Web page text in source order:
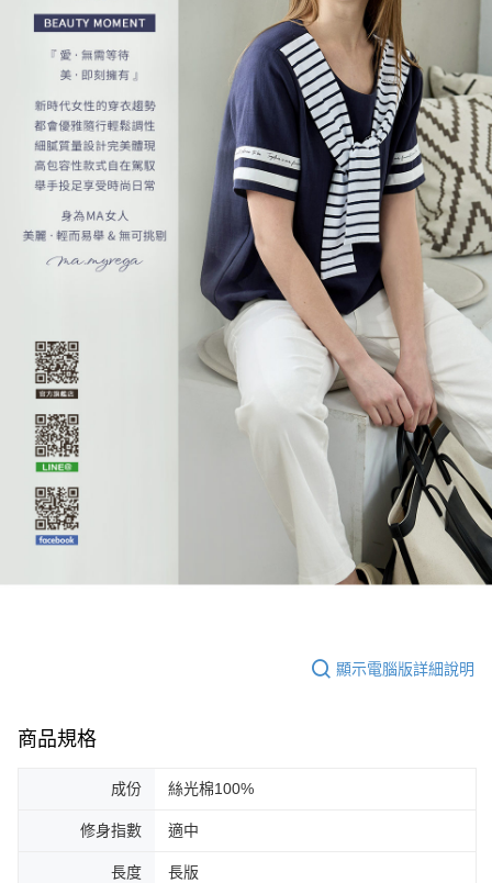
顯示電腦版詳細說明
商品規格
成份 絲光棉100%
修身指數 適中
長度 長版